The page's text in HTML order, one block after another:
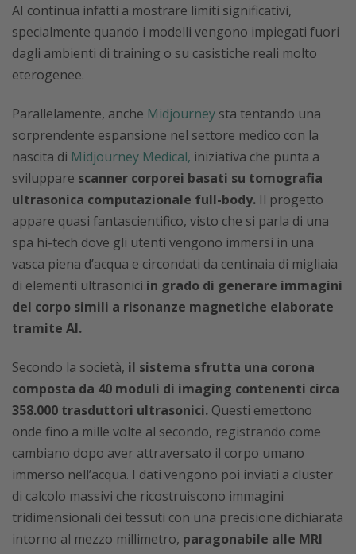
AI continua infatti a mostrare limiti significativi,
specialmente quando i modelli vengono impiegati fuori
dagli ambienti di training o su casistiche reali molto
eterogenee.
Parallelamente, anche Midjourney sta tentando una
sorprendente espansione nel settore medico con la
nascita di Midjourney Medical, iniziativa che punta a
sviluppare scanner corporei basati su tomografia
ultrasonica computazionale full-body. Il progetto
appare quasi fantascientifico, visto che si parla di una
spa hi-tech dove gli utenti vengono immersi in una
vasca piena d’acqua e circondati da centinaia di migliaia
di elementi ultrasonici in grado di generare immagini
del corpo simili a risonanze magnetiche elaborate
tramite AI.
Secondo la società, il sistema sfrutta una corona
composta da 40 moduli di imaging contenenti circa
358.000 trasduttori ultrasonici. Questi emettono
onde fino a mille volte al secondo, registrando come
cambiano dopo aver attraversato il corpo umano
immerso nell’acqua. I dati vengono poi inviati a cluster
di calcolo massivi che ricostruiscono immagini
tridimensionali dei tessuti con una precisione dichiarata
intorno al mezzo millimetro, paragonabile alle MRI